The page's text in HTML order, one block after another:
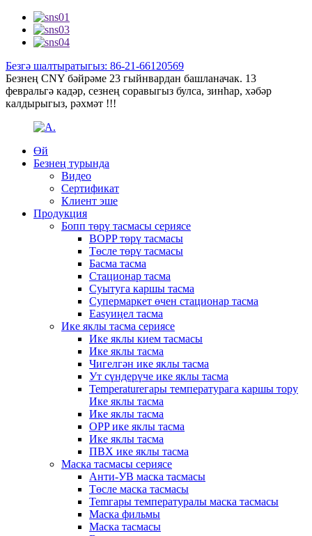
Безгә шалтыратыгыз: 86-21-66120569
Безнең CNY бәйрәме 23 гыйнвардан башланачак. 13
февральгә кадәр, сезнең соравыгыз булса, зинһар, хәбәр
калдырыгыз, рәхмәт !!!
Өй
Безнең турында
Видео
Сертификат
Клиент эше
Продукция
Бопп төрү тасмасы сериясе
BOPP төрү тасмасы
Төсле төрү тасмасы
Басма тасма
Стационар тасма
Суытуга каршы тасма
Супермаркет өчен стационар тасма
Easyиңел тасма
Ике яклы тасма сериясе
Ике яклы кием тасмасы
Ике яклы тасма
Чигелгән ике яклы тасма
Ут сүндерүче ике яклы тасма
Temperatureгары температурага каршы тору
Ике яклы тасма
Ике яклы тасма
OPP ике яклы тасма
Ике яклы тасма
ПВХ ике яклы тасма
Маска тасмасы сериясе
Анти-УВ маска тасмасы
Төсле маска тасмасы
Temгары температуралы маска тасмасы
Маска фильмы
Маска тасмасы